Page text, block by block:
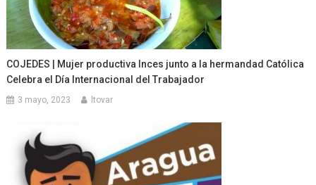
COJEDES | Mujer productiva Inces junto a la hermandad Católica
Celebra el Día Internacional del Trabajador
3 mayo, 2023 ltovar